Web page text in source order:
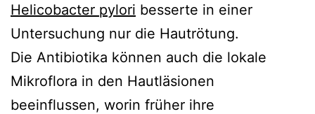
Helicobacter pylori besserte in einer
Untersuchung nur die Hautrötung.
Die Antibiotika können auch die lokale
Mikroflora in den Hautläsionen
beeinflussen, worin früher ihre